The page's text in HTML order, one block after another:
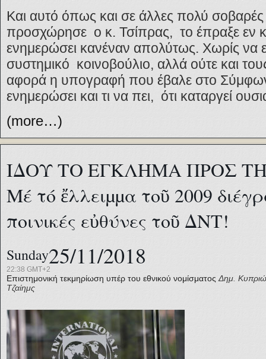
Και αυτό όπως και σε άλλες πολύ
προσχώρησε ο κ. Τσίπρας, το έπραξε εν
ενημερώσει κανέναν απολύτως. Χωρίς να
συστημικό κοινοβούλιο, αλλά ούτε και
αφορά η υπογραφή που έβαλε στο
ενημερώσει και τι να πει, ότι καταργεί
(more…)
ΙΔΟΥ ΤΟ ΕΓΚΛΗΜΑ ΠΡΟΣ
Μέ τό ἔλλειµµα τοῦ 2009
ποινικές εὐθύνες τοῦ ΔΝΤ!
Sunday25/11/2018
22:38 GMT+2
Επιστημονική τεκμηρίωση υπέρ του εθνικού νομίσματος Δημ.
Τζαίημς